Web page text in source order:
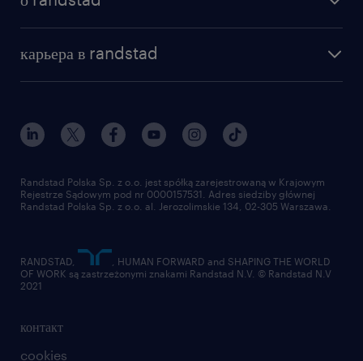
институт исследований randstad
для медиа
для поставщиков
карьера в randstad
наш мир
работа в randstad
отправить резюме
контакт
cookies
Randstad Polska Sp. z o.o. jest spółką zarejestrowaną w Krajowym
Rejestrze Sądowym pod nr 0000157531. Adres siedziby głównej
Randstad Polska Sp. z o.o. al. Jerozolimskie 134, 02-305 Warszawa.
RANDSTAD,
, HUMAN FORWARD and SHAPING THE WORLD
OF WORK są zastrzeżonymi znakami Randstad N.V. © Randstad N.V
2021